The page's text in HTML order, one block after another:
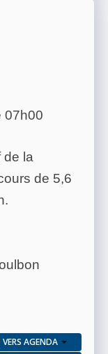
07h00
de la
de 5,6
VERS AGENDA